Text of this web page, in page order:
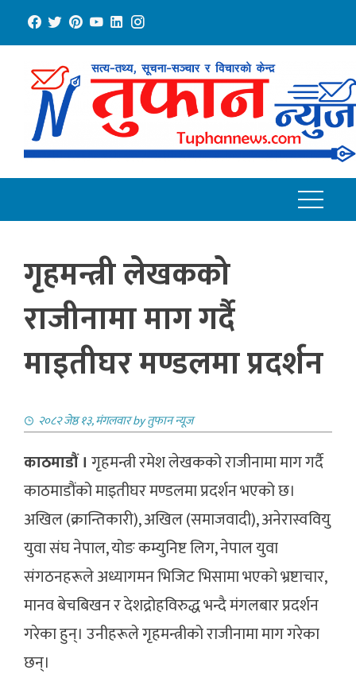
content
गृहमन्त्री लेखकको
राजीनामा माग गर्दै
माइतीघर मण्डलमा प्रदर्शन
२०८२ जेष्ठ १३, मंगलवारbyतुफान न्यूज
काठमाडौं । गृहमन्त्री रमेश लेखकको राजीनामा माग गर्दै
काठमाडौंको माइतीघर मण्डलमा प्रदर्शन भएको छ।
अखिल (क्रान्तिकारी), अखिल (समाजवादी), अनेरास्ववियु
युवा संघ नेपाल, योङ कम्युनिष्ट लिग, नेपाल युवा
संगठनहरूले अध्यागमन भिजिट भिसामा भएको भ्रष्टाचार,
मानव बेचबिखन र देशद्रोहविरुद्ध भन्दै मंगलबार प्रदर्शन
गरेका हुन्। उनीहरूले गृहमन्त्रीको राजीनामा माग गरेका
छन्।